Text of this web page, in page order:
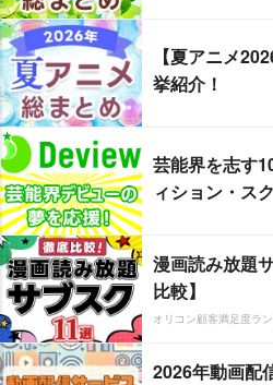
【夏アニメ
挙紹介！
芸能界を志す
ィション・ス
漫画読み放題
比較】
オリコン顧客満足度ラ
2026年動画配